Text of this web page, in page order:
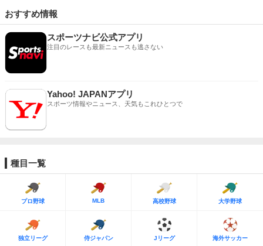
おすすめ情報
スポーツナビ公式アプリ
注目のレースも最新ニュースも逃さない
Yahoo! JAPANアプリ
スポーツ情報やニュース、天気もこれひとつで
種目一覧
プロ野球 MLB 高校野球 大学野球
独立リーグ 侍ジャパン Jリーグ 海外サッカー